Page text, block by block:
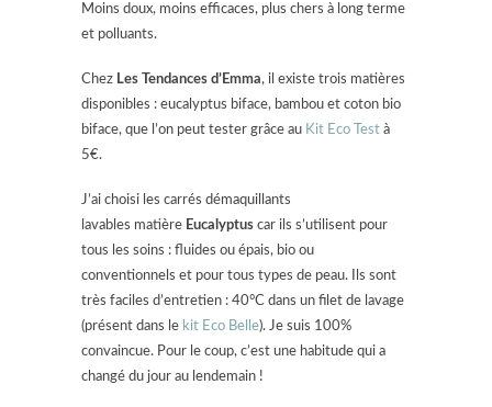
Moins doux, moins efficaces, plus chers à long terme
et polluants.
Chez Les Tendances d’Emma, il existe trois matières
disponibles : eucalyptus biface, bambou et coton bio
biface, que l’on peut tester grâce au Kit Eco Test à
5€.
J’ai choisi les carrés démaquillants
lavables matière Eucalyptus car ils s’utilisent pour
tous les soins : fluides ou épais, bio ou
conventionnels et pour tous types de peau. Ils sont
très faciles d’entretien : 40°C dans un filet de lavage
(présent dans le kit Eco Belle). Je suis 100%
convaincue. Pour le coup, c’est une habitude qui a
changé du jour au lendemain !